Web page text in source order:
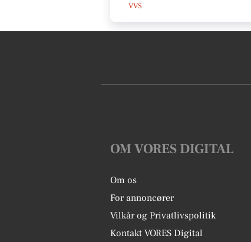
VVS
OM VORES DIGITAL
Om os
For annoncører
Vilkår og Privatlivspolitik
Kontakt VORES Digital